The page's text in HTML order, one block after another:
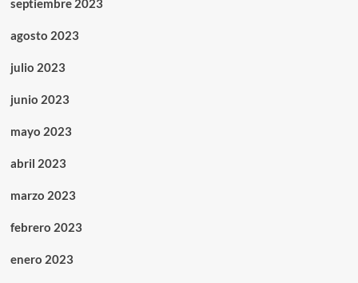
septiembre 2023
agosto 2023
julio 2023
junio 2023
mayo 2023
abril 2023
marzo 2023
febrero 2023
enero 2023